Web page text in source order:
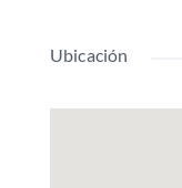
depilación,
Ubicación